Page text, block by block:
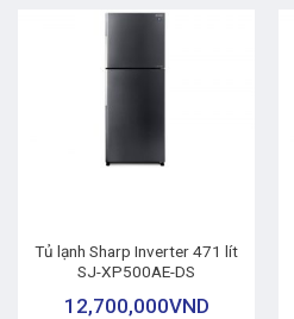
Tủ lạnh Sharp Inverter 471 lít
SJ-XP500AE-DS
12,700,000VND